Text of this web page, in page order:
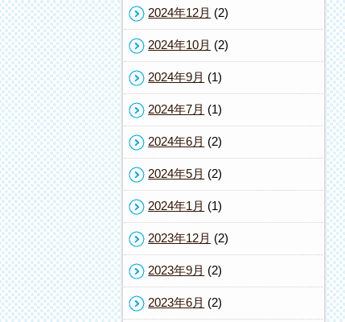
2024年12月 (2)
2024年10月 (2)
2024年9月 (1)
2024年7月 (1)
2024年6月 (2)
2024年5月 (2)
2024年1月 (1)
2023年12月 (2)
2023年9月 (2)
2023年6月 (2)